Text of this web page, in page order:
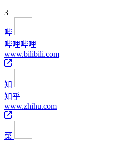
3
哔
哔哩哔哩
www.bilibili.com
知
知乎
www.zhihu.com
菜